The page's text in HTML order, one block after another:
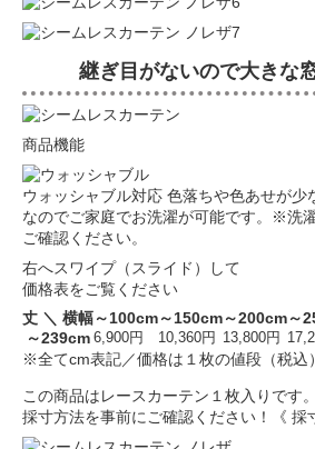
継ぎ目がないので大きな
商品機能
ウォッシャブル対応 色落ちや色あせが少
なのでご家庭でお洗濯が可能です。※洗
ご確認ください。
右へスワイプ（スライド）して
価格表をご覧ください
丈 ＼ 横幅～100cm～150cm～200cm～
～239cm 6,900円 10,360円 13,800円
※全てcm表記／価格は１枚の値段（税込
この商品はレースカーテン１枚入りです。
採寸方法を事前にご確認ください！
《